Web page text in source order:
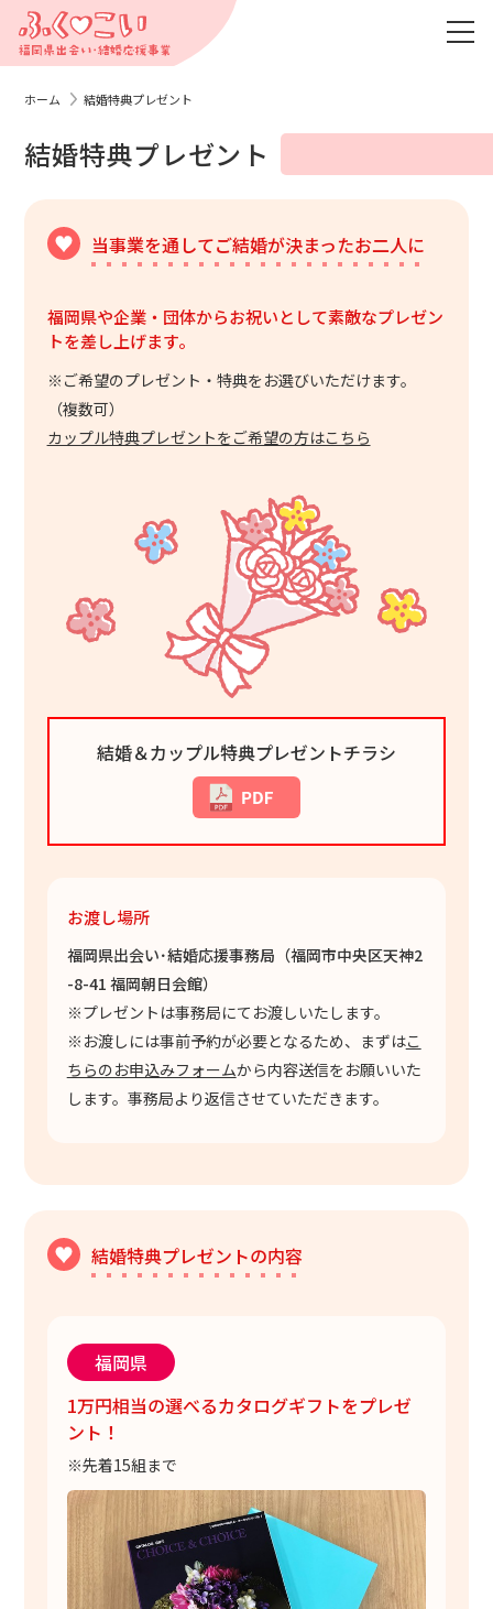
ホーム 結婚特典プレゼント
結婚特典プレゼント
当事業を通してご結婚が決まったお二人に
福岡県や企業・団体からお祝いとして素敵なプレゼン
トを差し上げます。
※ご希望のプレゼント・特典をお選びいただけます。
（複数可）
カップル特典プレゼントをご希望の方はこちら
結婚＆カップル特典プレゼントチラシ
お渡し場所
福岡県出会い･結婚応援事務局（福岡市中央区天神2
-8-41 福岡朝日会館）
※プレゼントは事務局にてお渡しいたします。
※お渡しには事前予約が必要となるため、まずはこ
ちらのお申込みフォームから内容送信をお願いいた
します。事務局より返信させていただきます。
結婚特典プレゼントの内容
福岡県
1万円相当の選べるカタログギフトをプレゼ
ント！
※先着15組まで